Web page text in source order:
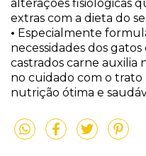
alterações fisiológicas
extras com a dieta do
• Especialmente
necessidades dos
castrados carne auxilia
no cuidado com o
nutrição ótima e